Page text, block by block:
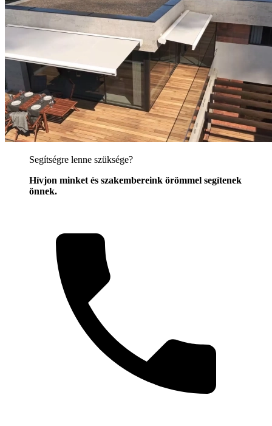
Segítségre lenne szüksége?
Hívjon minket és szakembereink örömmel segítenek
önnek.